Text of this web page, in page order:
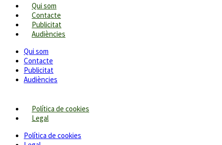
Qui som
Contacte
Publicitat
Audiències
Qui som
Contacte
Publicitat
Audiències
Política de cookies
Legal
Política de cookies